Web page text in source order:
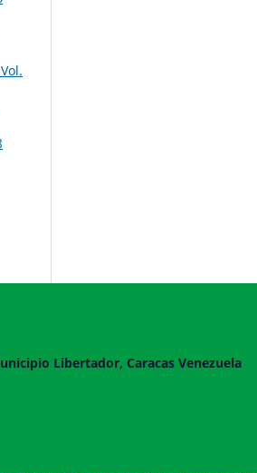
Libertador, Caracas Venezuela